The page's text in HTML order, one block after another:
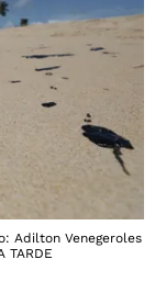
Adilton Venegeroles
TARDE